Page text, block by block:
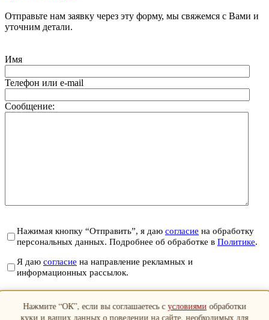
Отправьте нам заявку через эту форму, мы свяжемся с Вами и
уточним детали.
Имя
Телефон или e-mail
Сообщение:
Нажимая кнопку “Отправить”, я даю согласие на обработку
персональных данных. Подробнее об обработке в Политике.
Я даю согласие на направление рекламных и
информационных рассылок.
Отправить
Закрыть
Нажмите “ОК”, если вы соглашаетесь сусловиями обработки
куки и ваших данных о поведении на сайте, необходимых для